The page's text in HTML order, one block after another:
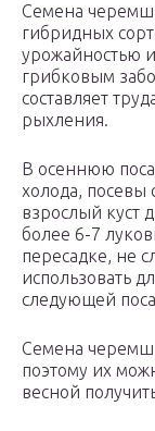
Семена
гибридных
урожайностью
грибковым
составляет
рыхления.
В осеннюю
холода, посевы
взрослый куст
более 6-7
пересадке, не
использовать
следующей
Семена
поэтому их
весной